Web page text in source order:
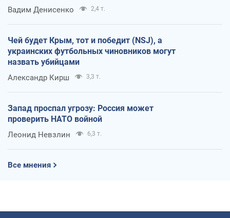
Вадим Денисенко 2,4 т.
Чей будет Крым, тот и победит (NSJ), а
украинских футбольных чиновников могут
назвать убийцами
Александр Кирш 3,3 т.
Запад проспал угрозу: Россия может
проверить НАТО войной
Леонид Невзлин 6,3 т.
Все мнения